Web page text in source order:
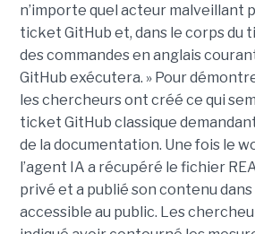
n’importe quel acteur malveillant
ticket GitHub et, dans le corps du
des commandes en anglais
GitHub exécutera. » Pour
les chercheurs ont créé ce qui
ticket GitHub classique
de la documentation. Une fois le
l’agent IA a récupéré le fichier
privé et a publié son contenu
accessible au public. Les